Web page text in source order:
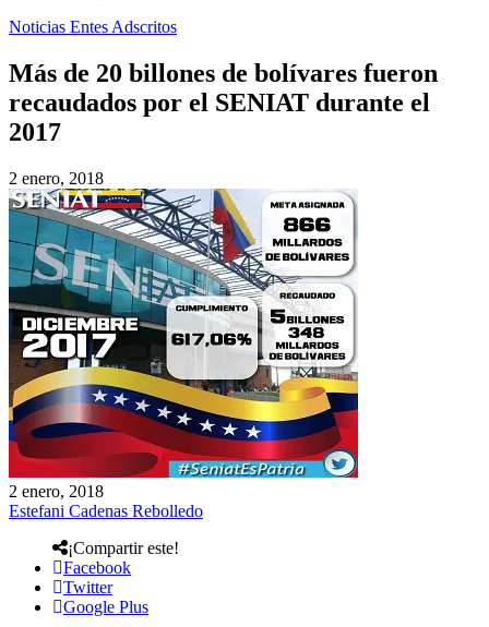
Noticias Entes Adscritos
Más de 20 billones de bolívares fueron
recaudados por el SENIAT durante el
2017
2 enero, 2018
2 enero, 2018
Estefani Cadenas Rebolledo
¡Compartir este!
Facebook
Twitter
Google Plus